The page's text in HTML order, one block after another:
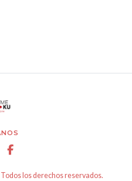
los derechos reservados.